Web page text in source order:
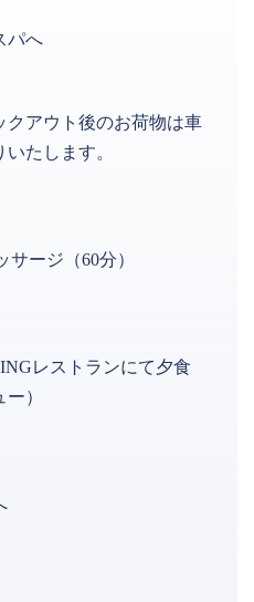
パへ
アウト後のお荷物は車
たします。
サージ（60分）
レストランにて夕食
）